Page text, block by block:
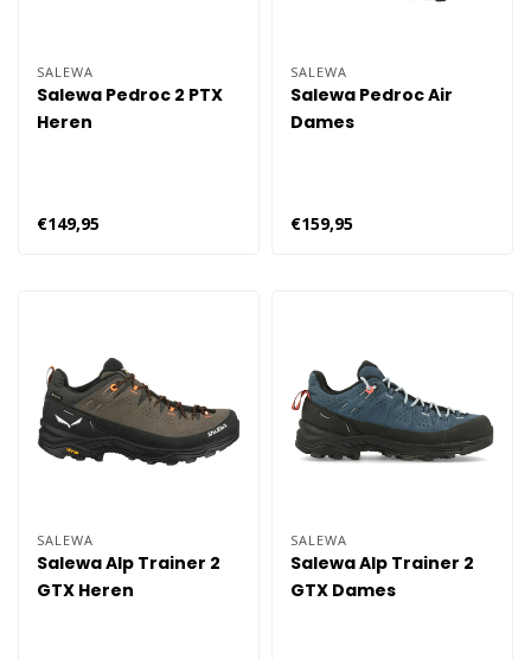
SALEWA
Salewa Pedroc 2 PTX
Heren
€149,95
SALEWA
Salewa Pedroc Air
Dames
€159,95
SALEWA
Salewa Alp Trainer 2
GTX Heren
SALEWA
Salewa Alp Trainer 2
GTX Dames